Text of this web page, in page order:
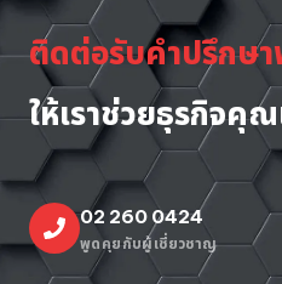
ติดต่อรับคำปรึกษ
ให้เราช่วยธุรกิจคุ
02 260 0424
พูดคุยกับผู้เชี่ยวชาญ